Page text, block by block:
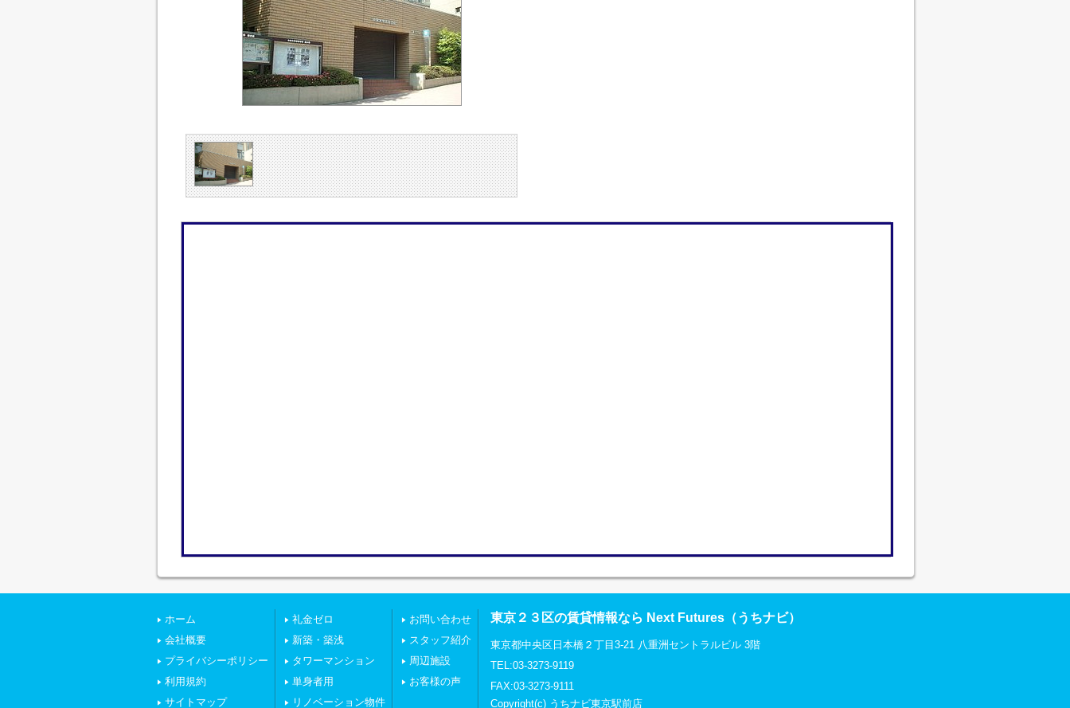
ホーム
会社概要
プライバシーポリシー
利用規約
サイトマップ
礼金ゼロ
新築・築浅
タワーマンション
単身者用
リノベーション物件
お問い合わせ
スタッフ紹介
周辺施設
お客様の声
東京２３区の賃貸情報なら Next Futures（うちナビ）
東京都中央区日本橋２丁目3-21 八重洲セントラルビル 3階
TEL:03-3273-9119
FAX:03-3273-9111
Copyright(c) うちナビ東京駅前店